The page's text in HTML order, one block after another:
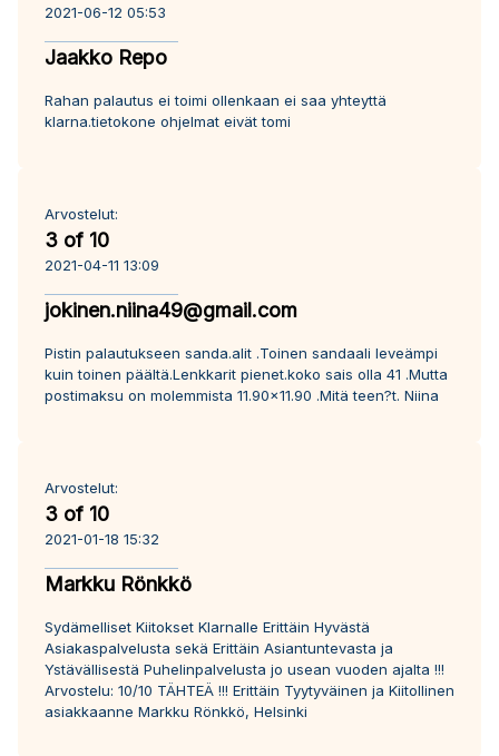
2021-06-12 05:53
Jaakko Repo
Rahan palautus ei toimi ollenkaan ei saa yhteyttä
klarna.tietokone ohjelmat eivät tomi
Arvostelut:
3 of 10
2021-04-11 13:09
jokinen.niina49@gmail.com
Pistin palautukseen sanda.alit .Toinen sandaali leveämpi
kuin toinen päältä.Lenkkarit pienet.koko sais olla 41 .Mutta
postimaksu on molemmista 11.90×11.90 .Mitä teen?t. Niina
Arvostelut:
3 of 10
2021-01-18 15:32
Markku Rönkkö
Sydämelliset Kiitokset Klarnalle Erittäin Hyvästä
Asiakaspalvelusta sekä Erittäin Asiantuntevasta ja
Ystävällisestä Puhelinpalvelusta jo usean vuoden ajalta !!!
Arvostelu: 10/10 TÄHTEÄ !!! Erittäin Tyytyväinen ja Kiitollinen
asiakkaanne Markku Rönkkö, Helsinki